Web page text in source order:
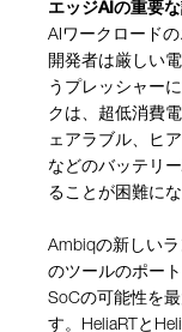
エッジAIの重要
AIワークロード
開発者は厳しい
うプレッシャー
クは、超低消費
ェアラブル、ヒ
などのバッテリ
ることが困難に
Ambiqの新しい
のツールのポー
SoCの可能性を
す。HeliaRTと